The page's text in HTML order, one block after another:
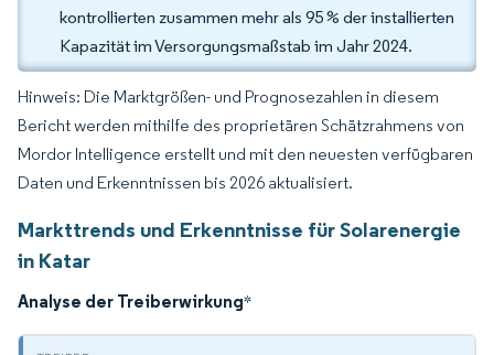
kontrollierten zusammen mehr als 95 % der installierten
Kapazität im Versorgungsmaßstab im Jahr 2024.
Hinweis: Die Marktgrößen- und Prognosezahlen in diesem
Bericht werden mithilfe des proprietären Schätzrahmens von
Mordor Intelligence erstellt und mit den neuesten verfügbaren
Daten und Erkenntnissen bis 2026 aktualisiert.
Markttrends und Erkenntnisse für Solarenergie
in Katar
Analyse der Treiberwirkung*